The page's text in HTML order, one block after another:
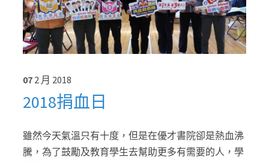
07 2 月 2018
2018捐血日
雖然今天氣溫只有十度，但是在優才書院卻是熱血沸
騰，為了鼓勵及教育學生去幫助更多有需要的人，學